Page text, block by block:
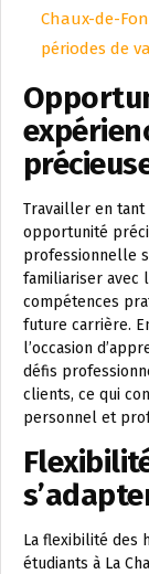
Chaux-de-
périodes de
Travailler en tant
opportunité
professionnelle
familiariser avec
compétences
future carrière.
l’occasion
défis
clients, ce qui
personnel et
La flexibilité des
étudiants à La